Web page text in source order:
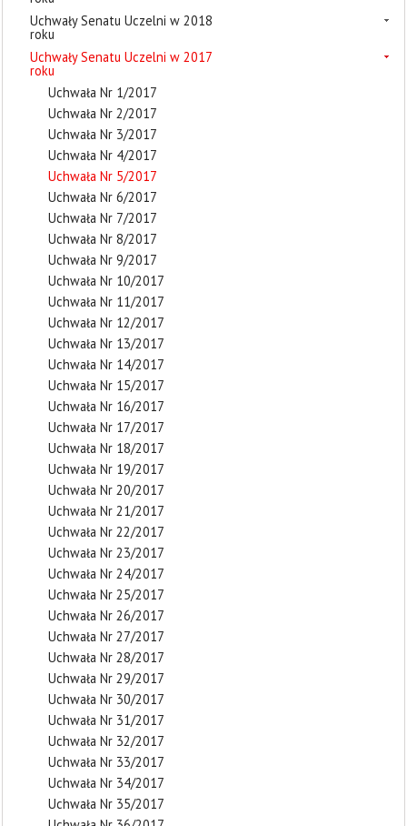
Uchwały Senatu Uczelni w 2018
roku
Uchwały Senatu Uczelni w 2017
roku
Uchwała Nr 1/2017
Uchwała Nr 2/2017
Uchwała Nr 3/2017
Uchwała Nr 4/2017
Uchwała Nr 5/2017
Uchwała Nr 6/2017
Uchwała Nr 7/2017
Uchwała Nr 8/2017
Uchwała Nr 9/2017
Uchwała Nr 10/2017
Uchwała Nr 11/2017
Uchwała Nr 12/2017
Uchwała Nr 13/2017
Uchwała Nr 14/2017
Uchwała Nr 15/2017
Uchwała Nr 16/2017
Uchwała Nr 17/2017
Uchwała Nr 18/2017
Uchwała Nr 19/2017
Uchwała Nr 20/2017
Uchwała Nr 21/2017
Uchwała Nr 22/2017
Uchwała Nr 23/2017
Uchwała Nr 24/2017
Uchwała Nr 25/2017
Uchwała Nr 26/2017
Uchwała Nr 27/2017
Uchwała Nr 28/2017
Uchwała Nr 29/2017
Uchwała Nr 30/2017
Uchwała Nr 31/2017
Uchwała Nr 32/2017
Uchwała Nr 33/2017
Uchwała Nr 34/2017
Uchwała Nr 35/2017